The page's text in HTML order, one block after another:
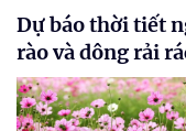
Dự báo thời tiết
rào và dông rải